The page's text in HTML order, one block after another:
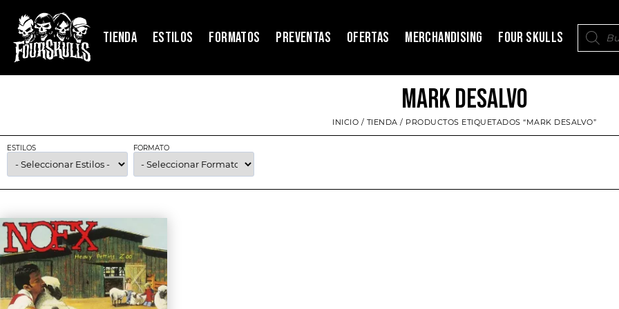
TIENDA ESTILOS FORMATOS PREVENTAS OFERTAS MERCHANDISING FOUR SKULLS
MARK DESALVO
INICIO / TIENDA / PRODUCTOS ETIQUETADOS “MARK DESALVO”
ESTILOS FORMATO